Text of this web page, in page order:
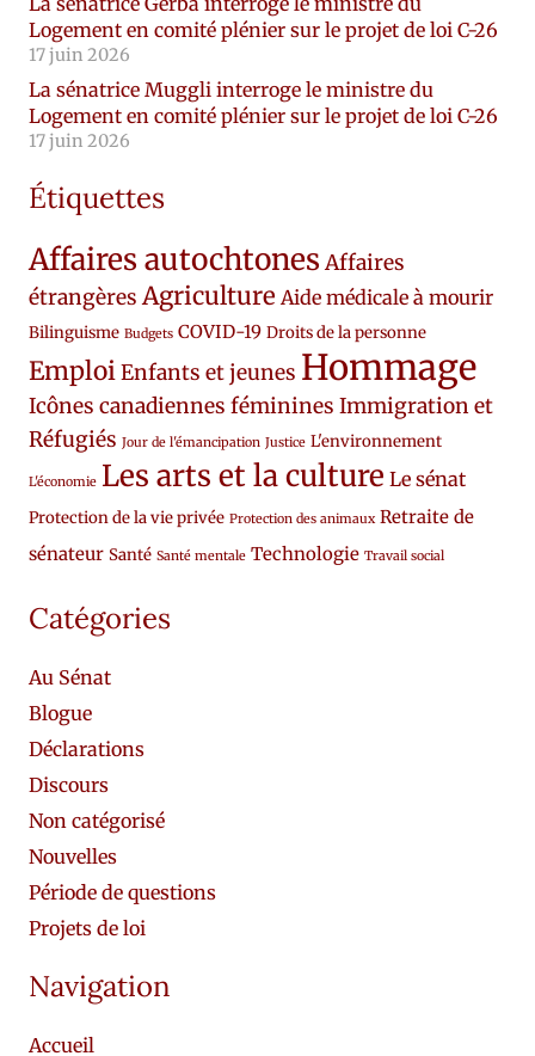
Logement en comité plénier sur le projet de loi C-26
17 juin 2026
La sénatrice Muggli interroge le ministre du
Logement en comité plénier sur le projet de loi C-26
17 juin 2026
Étiquettes
Affaires autochtones Affaires
étrangères Agriculture Aide médicale à mourir
Bilinguisme Budgets COVID-19 Droits de la personne
EmploiEnfants et jeunes Hommage
Icônes canadiennes féminines Immigration et
Réfugiés Jour de l'émancipation Justice L'environnement
L'économie Les arts et la culture Le sénat
Protection de la vie privée Protection des animaux Retraite de
sénateur Santé Santé mentale Technologie Travail social
Catégories
Au Sénat
Blogue
Déclarations
Discours
Non catégorisé
Nouvelles
Période de questions
Projets de loi
Navigation
Accueil